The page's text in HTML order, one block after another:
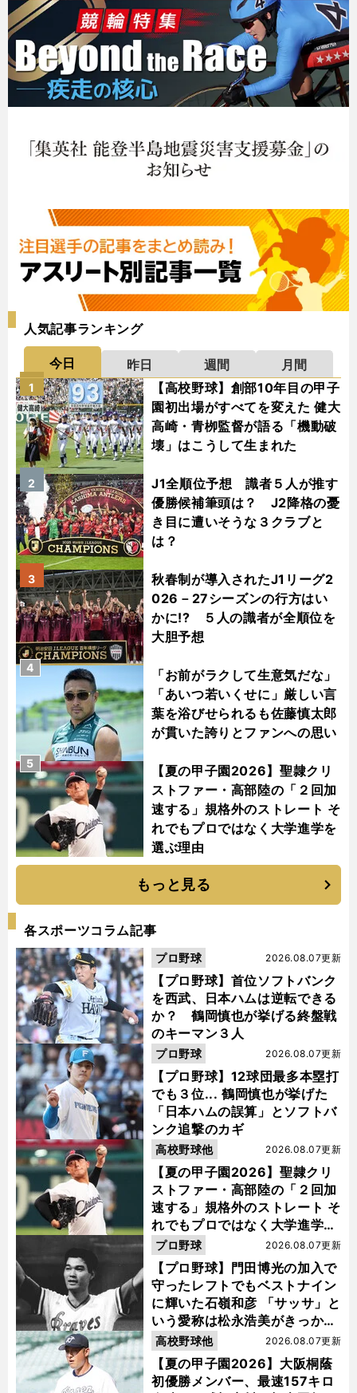
人気記事ランキング
今日 昨日 週間
月間
【高校野球】創部10年目の甲子
園初出場がすべてを変えた 健大
高崎・青栁監督が語る「機動破
壊」はこうして生まれた
1
J1全順位予想 識者５人が推す
優勝候補筆頭は？ J2降格の憂
き目に遭いそうな３クラブと
は？
2
秋春制が導入されたJ1リーグ2
026－27シーズンの行方はい
かに!? ５人の識者が全順位を
大胆予想
3
「お前がラクして生意気だな」
「あいつ若いくせに」厳しい言
葉を浴びせられるも佐藤慎太郎
が貫いた誇りとファンへの思い
4
【夏の甲子園2026】聖隷クリ
ストファー・高部陸の「２回加
速する」規格外のストレート そ
れでもプロではなく大学進学を
選ぶ理由
5
もっと見る
各スポーツコラム記事
【プロ野球】首位ソフトバンク
を西武、日本ハムは逆転できる
か？ 鶴岡慎也が挙げる終盤戦
のキーマン３人
2026.08.07更新
プロ野球
【プロ野球】12球団最多本塁打
でも３位... 鶴岡慎也が挙げた
「日本ハムの誤算」とソフトバ
ンク追撃のカギ
2026.08.07更新
プロ野球
【夏の甲子園2026】聖隷クリ
ストファー・高部陸の「２回加
速する」規格外のストレート そ
れでもプロではなく大学進学を
選ぶ理由
2026.08.07更新
高校野球他
【プロ野球】門田博光の加入で
守ったレフトでもベストナイン
に輝いた石嶺和彦 「サッサ」と
いう愛称は松永浩美がきっか
け？
2026.08.07更新
プロ野球
【夏の甲子園2026】大阪桐蔭
初優勝メンバー、最速157キロ
2026.08.07更新
高校野球他